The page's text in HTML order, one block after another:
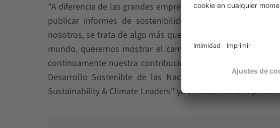
"A diferencia de las grandes empresas orientadas al
publicar informes de sostenibilidad, sino que lo hace
nosotros, se trata de algo más que de cumplir los
mundo, queremos mostrar el camino a seguir, estar a la
continuamente nuestra contribución a la consecución de
Desarrollo Sostenible de las Naciones Unidas. Esta es
Sustainability & Climate Leaders" ya en 2020 como el